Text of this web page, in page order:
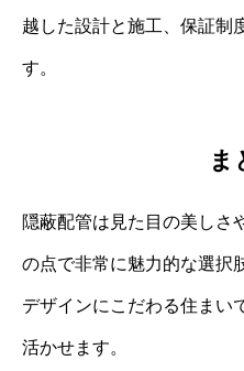
越した設計と施工、保証制
す。
ま
隠蔽配管は見た目の美しさ
の点で非常に魅力的な選択
デザインにこだわる住まい
活かせます。